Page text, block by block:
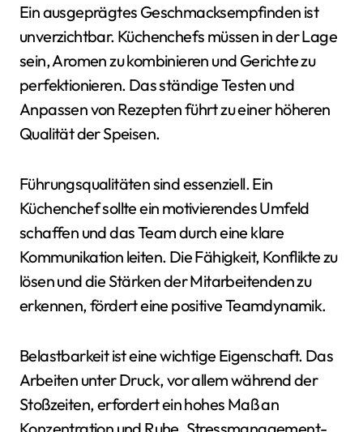
Ein ausgeprägtes Geschmacksempfinden ist
unverzichtbar. Küchenchefs müssen in der Lage
sein, Aromen zu kombinieren und Gerichte zu
perfektionieren. Das ständige Testen und
Anpassen von Rezepten führt zu einer höheren
Qualität der Speisen.
Führungsqualitäten sind essenziell. Ein
Küchenchef sollte ein motivierendes Umfeld
schaffen und das Team durch eine klare
Kommunikation leiten. Die Fähigkeit, Konflikte zu
lösen und die Stärken der Mitarbeitenden zu
erkennen, fördert eine positive Teamdynamik.
Belastbarkeit ist eine wichtige Eigenschaft. Das
Arbeiten unter Druck, vor allem während der
Stoßzeiten, erfordert ein hohes Maß an